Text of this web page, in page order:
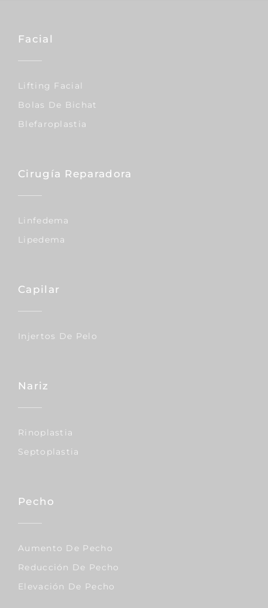
Facial
Lifting Facial
Bolas De Bichat
Blefaroplastia
Cirugía Reparadora
Linfedema
Lipedema
Capilar
Injertos De Pelo
Nariz
Rinoplastia
Septoplastia
Pecho
Aumento De Pecho
Reducción De Pecho
Elevación De Pecho